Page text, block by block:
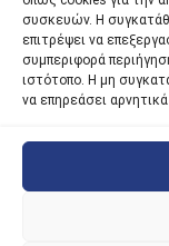
συσκευών. Η
επιτρέψει να
συμπεριφορά
ιστότοπο. Η μη
να επηρεάσει
παγίων ισχυουσών
εντός του
κοινού, η
προγραμματισμένου
| iky.gr
Designed and